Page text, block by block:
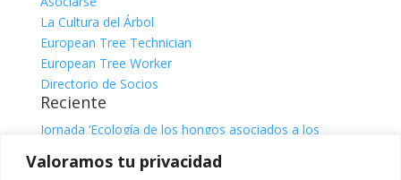
Valoramos tu privacidad
La Cultura del Árbol
European Tree Technician
European Tree Worker
Directorio de Socios
Reciente
Jornada ‘Ecología de los hongos asociados a los
Jornada ‘El sistema radicular. Comprender, observar e